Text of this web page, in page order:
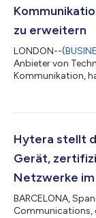
zu erweitern
LONDON--(
Anbieter von
Kommunikation,
PMR-Systemen
herkömmlicher
unterstützt es
Hytera stellt
Gerät,
Netzwerke
BARCELONA,
Communications,